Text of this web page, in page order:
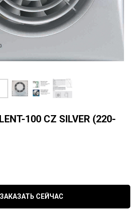
100 CZ SILVER (220-
ЗАКАЗАТЬ СЕЙЧАС